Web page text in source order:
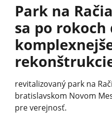
Park na
sa po rokoch
revitalizovaný park na
bratislavskom Novom
pre verejnosť.